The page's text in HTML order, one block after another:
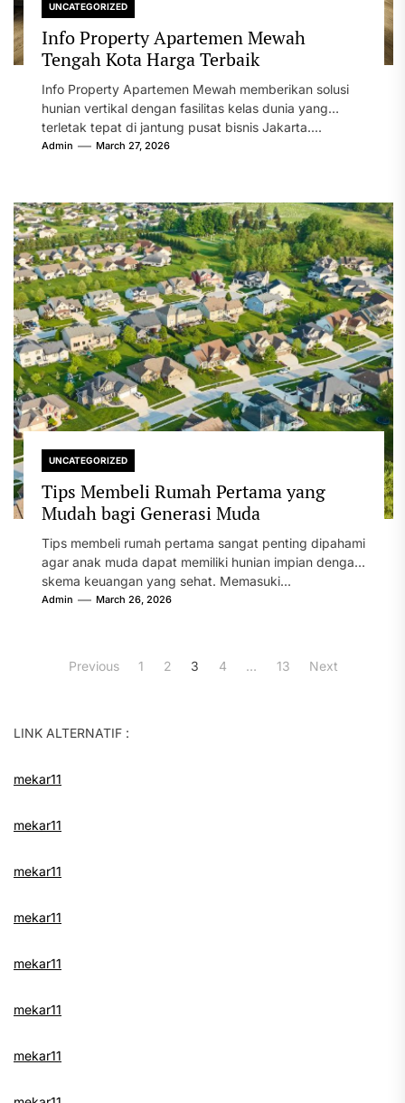
UNCATEGORIZED
Info Property Apartemen Mewah
Tengah Kota Harga Terbaik
Info Property Apartemen Mewah memberikan solusi
hunian vertikal dengan fasilitas kelas dunia yang
terletak tepat di jantung pusat bisnis Jakarta....
Admin March 27, 2026
UNCATEGORIZED
Tips Membeli Rumah Pertama yang
Mudah bagi Generasi Muda
Tips membeli rumah pertama sangat penting dipahami
agar anak muda dapat memiliki hunian impian dengan
skema keuangan yang sehat. Memasuki...
Admin March 26, 2026
Previous 1 2 3 4 … 13 Next
LINK ALTERNATIF :
mekar11
mekar11
mekar11
mekar11
mekar11
mekar11
mekar11